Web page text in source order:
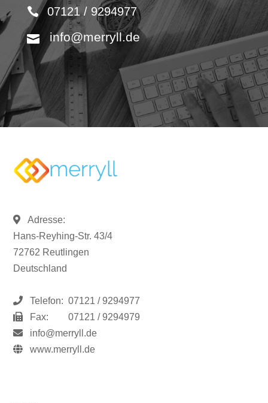
07121 / 9294977
info@merryll.de
Adresse:
Hans-Reyhing-Str. 43/4
72762 Reutlingen
Deutschland
Telefon: 07121 / 9294977
Fax:
07121 / 9294979
info@merryll.de
www.merryll.de